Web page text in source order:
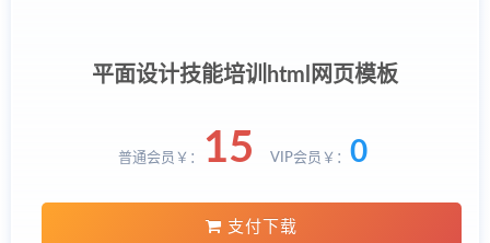
平面设计技能培训html网页模板
普通会员￥： 15 VIP会员￥： 0
支付下载